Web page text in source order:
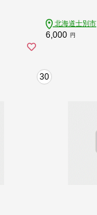
7】北海道士別市
6,000 円
30